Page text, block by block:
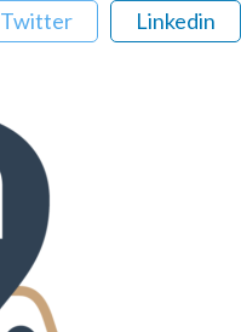
Twitter Linkedin